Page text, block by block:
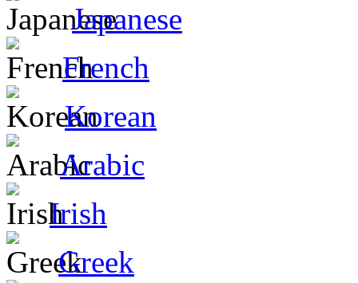
Japanese
French
Korean
Arabic
Irish
Greek